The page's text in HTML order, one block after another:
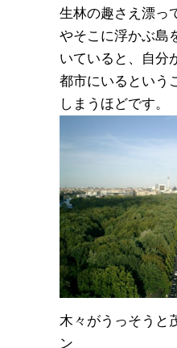
生林の趣さえ漂っ
やそこに浮かぶ島
いていると、自分
都市にいるという
しまうほどです。
木々がうっそうと
ン